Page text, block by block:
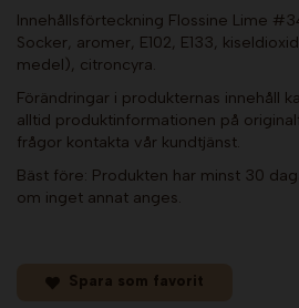
Innehållsförteckning Flossine Lime
Socker, aromer, E102, E133,
medel), citroncyra.
Förändringar i produkternas innehåll
alltid produktinformationen på
frågor kontakta vår kundtjänst.
Bäst före: Produkten har minst 30
om inget annat anges.
Spara som favorit